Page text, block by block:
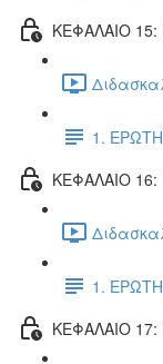
ΚΕΦΑΛΑΙΟ
1.
ΚΕΦΑΛΑΙΟ
1.
ΚΕΦΑΛΑΙΟ